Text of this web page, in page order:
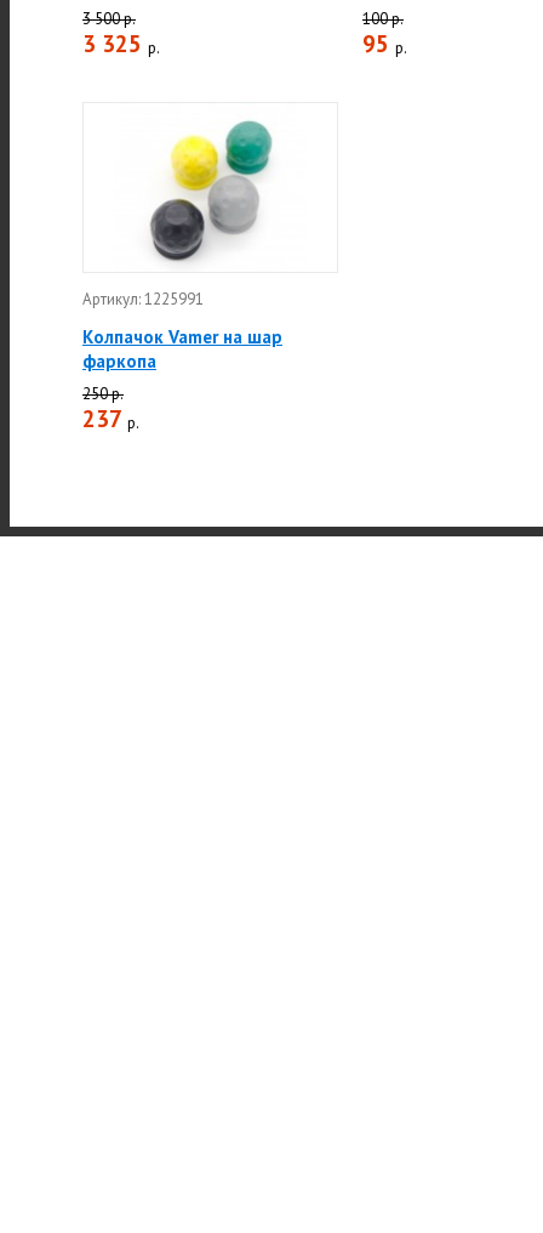
3 500 р.
3 325 р.
100 р.
95 р.
Артикул: 1225991
Колпачок Vamer на шар
фаркопа
250 р.
237 р.